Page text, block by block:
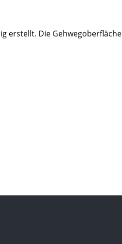
erstellt. Die Gehwegoberfläche